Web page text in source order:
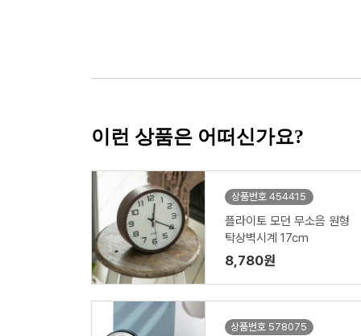
이런 상품은 어떠신가요?
상품번호 454415
플라이토 모던 무소음 원형
탁상벽시계 17cm
8,780원
상품번호 578075